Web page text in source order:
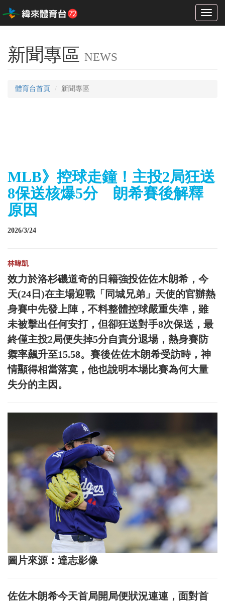
Toggle
新聞專區 NEWS
體育台首頁 新聞專區
MLB》控球走鐘！主投2局狂送
8保送核爆5分 朗希賽後解釋
原因
2026/3/24
林暐凱
效力於洛杉磯道奇的日籍強投佐佐木朗希，今
天(24日)在主場迎戰「同城兄弟」天使的官辦熱
身賽中先發上陣，不料整體控球嚴重失準，雖
未被擊出任何安打，但卻狂送對手8次保送，最
終僅主投2局便失掉5分自責分退場，熱身賽防
禦率飆升至15.58。賽後佐佐木朗希受訪時，神
情顯得相當落寞，他也說明本場比賽為何大量
失分的主因。
圖片來源：達志影像
佐佐木朗希今天首局開局便狀況連連，面對首